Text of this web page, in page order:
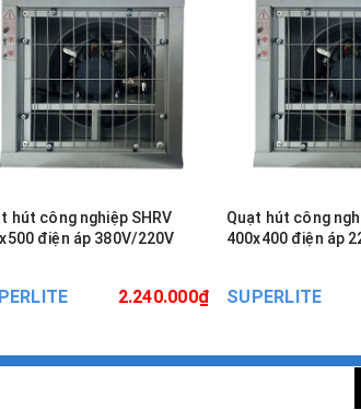
hút công nghiệp SHRV
điện áp 380V/220V
2.240.000₫
Quạt hút công
400x400 điện áp
SUPERLITE